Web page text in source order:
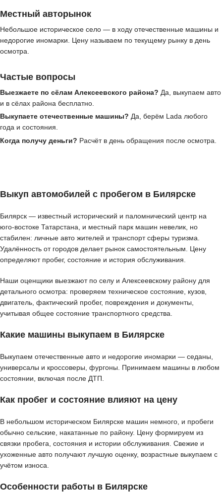
Местный авторынок
Небольшое историческое село — в ходу отечественные машины и
недорогие иномарки. Цену называем по текущему рынку в день
осмотра.
Частые вопросы
Выезжаете по сёлам Алексеевского района? Да, выкупаем авто
и в сёлах района бесплатно.
Выкупаете отечественные машины? Да, берём Lada любого
года и состояния.
Когда получу деньги? Расчёт в день обращения после осмотра.
Выкуп автомобилей с пробегом в Билярске
Билярск — известный исторический и паломнический центр на
юго-востоке Татарстана, и местный парк машин невелик, но
стабилен: личные авто жителей и транспорт сферы туризма.
Удалённость от городов делает рынок самостоятельным. Цену
определяют пробег, состояние и история обслуживания.
Наши оценщики выезжают по селу и Алексеевскому району для
детального осмотра: проверяем техническое состояние, кузов,
двигатель, фактический пробег, повреждения и документы,
учитывая общее состояние транспортного средства.
Какие машины выкупаем в Билярске
Выкупаем отечественные авто и недорогие иномарки — седаны,
универсалы и кроссоверы, фургоны. Принимаем машины в любом
состоянии, включая после ДТП.
Как пробег и состояние влияют на цену
В небольшом историческом Билярске машин немного, и пробеги
обычно сельские, накатанные по району. Цену формируем из
связки пробега, состояния и истории обслуживания. Свежие и
ухоженные авто получают лучшую оценку, возрастные выкупаем с
учётом износа.
Особенности работы в Билярске